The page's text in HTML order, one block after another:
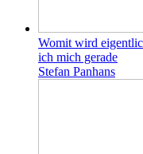
Womit wird
ich mich gerade
Stefan Panhans